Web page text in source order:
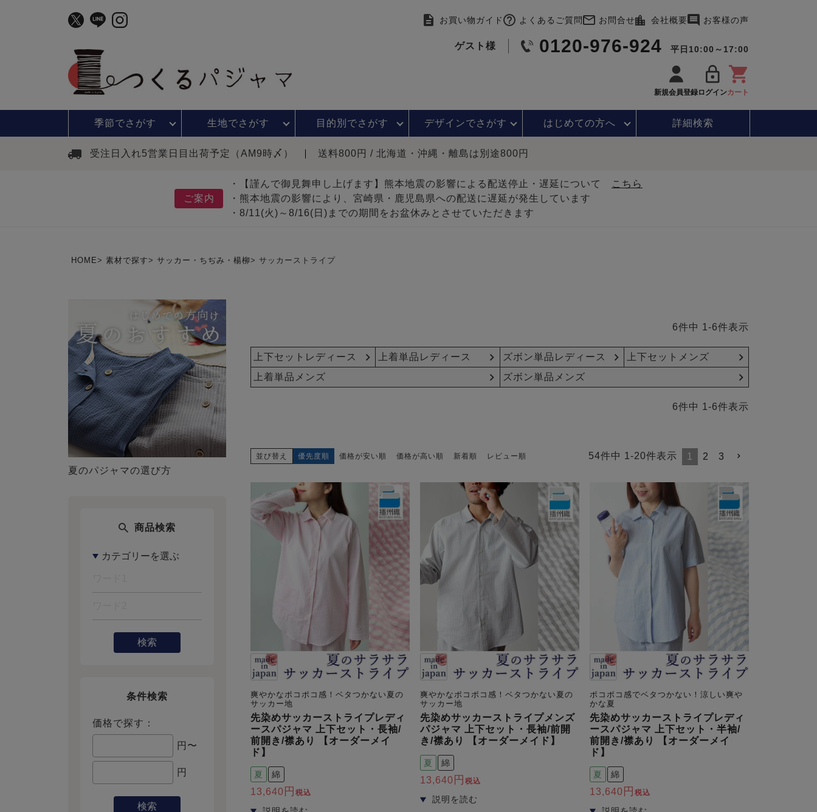
お買い物ガイド よくあるご質問 お問合せ 会社概要 お客様の声
ゲスト様 0120-976-924 平日10:00～17:00
新規会員登録ログインカート
季節でさがす 生地でさがす 目的別でさがす デザインでさがす はじめての方へ 詳細検索
受注日入れ5営業日目出荷予定（AM9時〆） 送料800円 / 北海道・沖縄・離島は別途800円
ご案内
・【謹んで御見舞申し上げます】熊本地震の影響による配送停止・遅延について
こちら
・熊本地震の影響により、宮崎県・鹿児島県への配送に遅延が発生しています
・8/11(火)～8/16(日)までの期間をお盆休みとさせていただきます
HOME 素材で探す サッカー・ちぢみ・楊柳 サッカーストライプ
夏のパジャマの選び方
商品検索
検索
条件検索
価格で探す：
円〜
円
検索
6件中 1 -6件表示
上下セットレディース 上着単品レディース ズボン単品レディース
上下セットメンズ
上着単品メンズ
ズボン単品メンズ
6件中 1 -6件表示
並び替え 優先度順 価格が安い順 価格が高い順 新着順 レビュー順 54件中 1 -20件表示 1 2 3
爽やかなポコポコ感！ベタつかない夏の
サッカー地
先染めサッカーストライプレディ
ースパジャマ 上下セット・長袖/
前開き/襟あり 【オーダーメイ
ド】
夏 綿
13,640 税込
爽やかなポコポコ感！ベタつかない夏の
サッカー地
先染めサッカーストライプメンズ
パジャマ 上下セット・長袖/前開
き/襟あり 【オーダーメイド】
夏 綿
13,640 税込
ポコポコ感でベタつかない！涼しい爽や
かな夏
先染めサッカーストライプレディ
ースパジャマ 上下セット・半袖/
前開き/襟あり 【オーダーメイ
ド】
夏 綿
13,640 税込